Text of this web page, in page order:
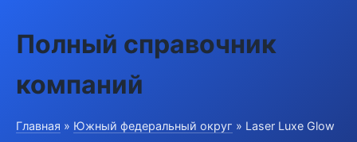
Полный справочник
компаний
Главная » Южный федеральный округ » Laser Luxe Glow